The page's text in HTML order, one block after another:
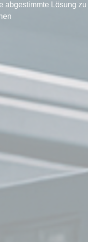
abgestimmte Lösung zu